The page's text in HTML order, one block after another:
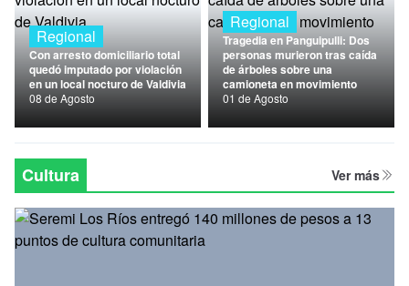
Economía
Entrevistas
Nacional
Política
Regional
Regional
Con arresto domiciliario total
quedó imputado por violación
en un local nocturo de Valdivia
08 de Agosto
Regional
Tragedia en Panguipulli: Dos
personas murieron tras caída
de árboles sobre una
camioneta en movimiento
01 de Agosto
Cultura Ver más